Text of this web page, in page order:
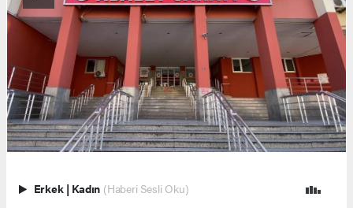
Erkek | Kadın (Haberi Sesli Oku)